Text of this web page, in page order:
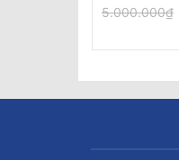
5.000.000₫